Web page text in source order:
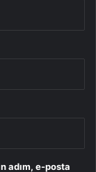
adım, e-posta